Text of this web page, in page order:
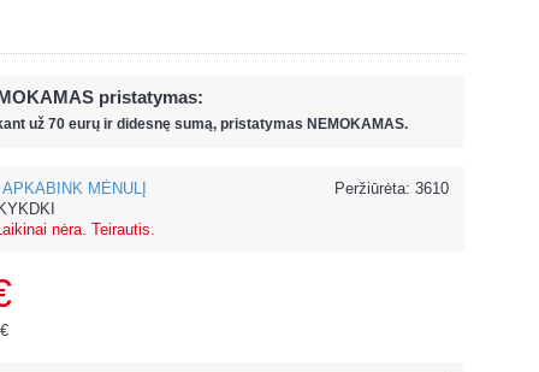
pristatymas:
už 70 eurų ir didesnę sumą, pristatymas NEMOKAMAS.
Peržiūrėta: 3610
APKABINK MĖNULĮ
nėra. Teirautis.